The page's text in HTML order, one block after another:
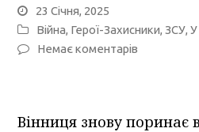
23 Січня, 2025
Війна, Герої-Захисники,ЗСУ,У
Немає коментарів
Вінниця знову поринає